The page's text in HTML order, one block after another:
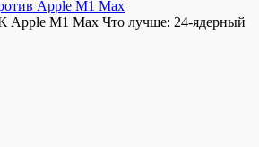
Apple M1 Max
Apple M1 Max Что лучше: 24-ядерный